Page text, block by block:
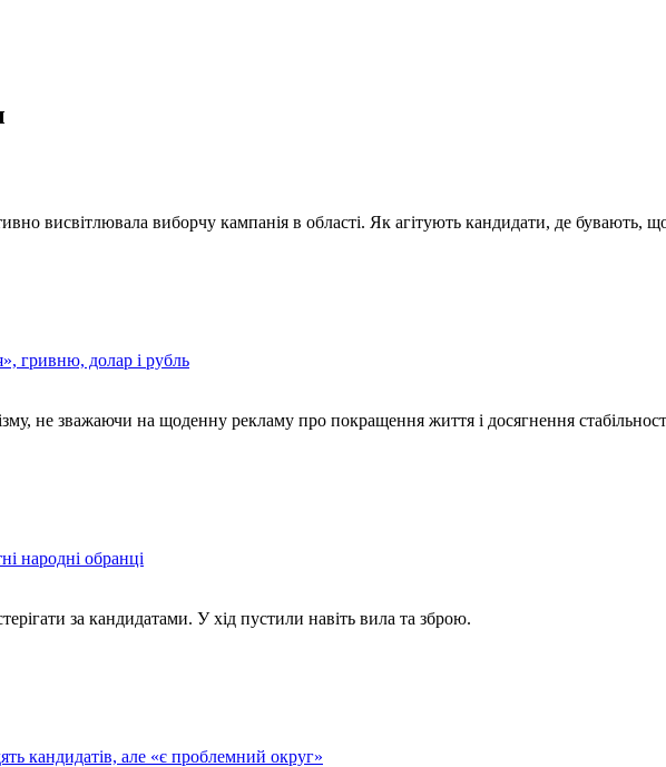
висвітлювала виборчу кампанія в області. Як агітують кандидати, де бувають,
гривню, долар і рубль
не зважаючи на щоденну рекламу про покращення життя і досягнення
народні обранці
за кандидатами. У хід пустили навіть вила та зброю.
кандидатів, але «є проблемний округ»